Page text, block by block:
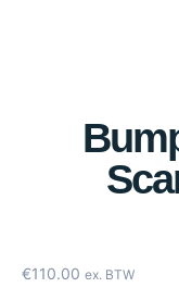
€110.00 ex. BTW